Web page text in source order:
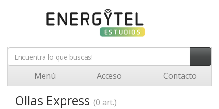
Menú Acceso Contacto
Ollas Express (0 art.)